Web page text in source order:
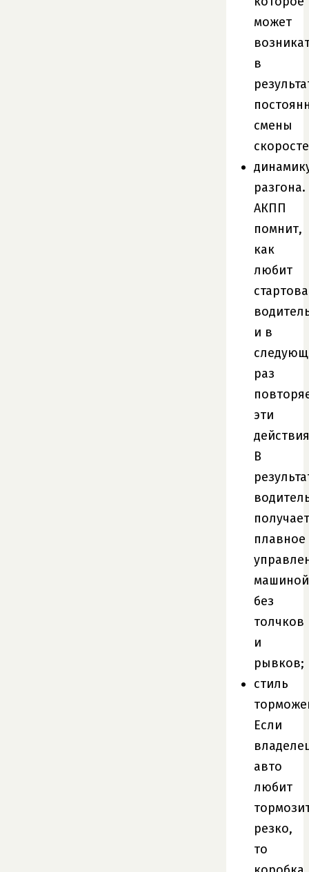
может
в
смены
разгона.
АКПП
помнит,
как
любит
и в
раз
эти
В
получает
плавное
машиной
без
толчков
и
рывков;
стиль
Если
авто
любит
резко,
то